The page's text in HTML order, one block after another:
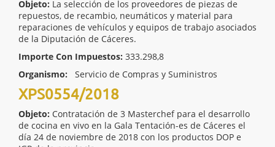
Objeto: La selección de los proveedores de piezas de
repuestos, de recambio, neumáticos y material para
reparaciones de vehículos y equipos de trabajo asociados
de la Diputación de Cáceres.
Importe Con Impuestos: 333.298,8
Organismo:
Servicio de Compras y Suministros
XPS0554/2018
Objeto: Contratación de 3 Masterchef para el desarrollo
de cocina en vivo en la Gala Tentación-es de Cáceres el
día 24 de noviembre de 2018 con los productos DOP e